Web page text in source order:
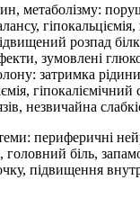
метаболізму:
розпад
зумовлені
затримка
незвичайна
периферичні
головний біль,
підвищення